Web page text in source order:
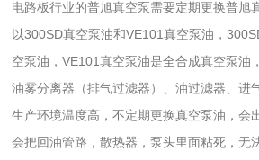
电路板行业的普旭真空泵需要定期更换普旭
以300SD真空泵油和VE101真空泵油，
空泵油，VE101真空泵油是全合成真空泵油
油雾分离器（排气过滤器）、油过滤器、进
生产环境温度高，不定期更换真空泵油，会
会把回油管路，散热器，泵头里面粘死，无